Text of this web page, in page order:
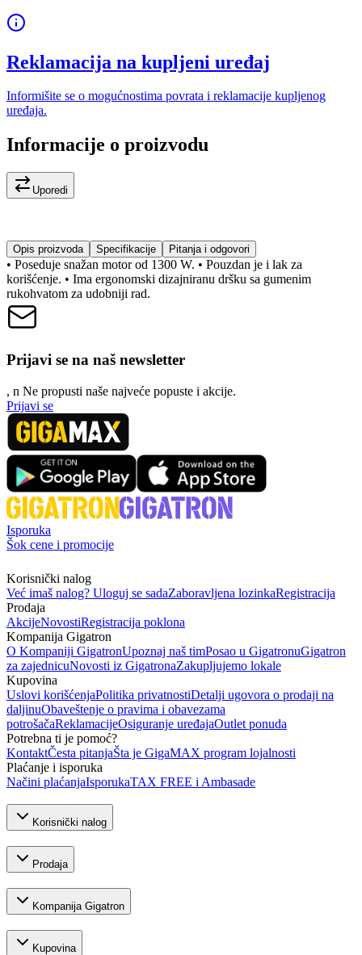
Reklamacija na kupljeni uređaj
Informišite se o mogućnostima povrata i reklamacije kupljenog
uređaja.
Informacije o proizvodu
Uporedi
Opis proizvoda Specifikacije Pitanja i odgovori
• Poseduje snažan motor od 1300 W. • Pouzdan je i lak za
korišćenje. • Ima ergonomski dizajniranu dršku sa gumenim
rukohvatom za udobniji rad.
Prijavi se na naš newsletter
, n Ne propusti naše najveće popuste i akcije.
Prijavi se
Isporuka
Šok cene i promocije
Korisnički nalog
Već imaš nalog? Uloguj se sadaZaboravljena lozinkaRegistracija
Prodaja
AkcijeNovostiRegistracija poklona
Kompanija Gigatron
O Kompaniji GigatronUpoznaj naš timPosao u GigatronuGigatron
za zajednicuNovosti iz GigatronaZakupljujemo lokale
Kupovina
Uslovi korišćenjaPolitika privatnostiDetalji ugovora o prodaji na
daljinuObaveštenje o pravima i obavezama
potrošačaReklamacijeOsiguranje uređajaOutlet ponuda
Potrebna ti je pomoć?
KontaktČesta pitanjaŠta je GigaMAX program lojalnosti
Plaćanje i isporuka
Načini plaćanjaIsporukaTAX FREE i Ambasade
Korisnički nalog
Prodaja
Kompanija Gigatron
Kupovina